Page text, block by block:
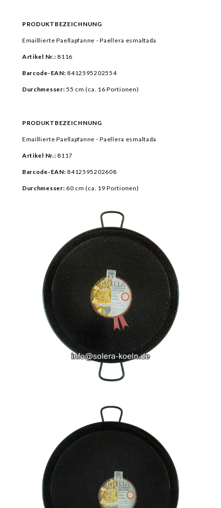
PRODUKTBEZEICHNUNG
Emaillierte Paellapfanne - Paellera esmaltada
Artikel Nr.:8116
Barcode-EAN: 8412595202554
Durchmesser: 55 cm (ca. 16 Portionen)
PRODUKTBEZEICHNUNG
Emaillierte Paellapfanne - Paellera esmaltada
Artikel Nr.:8117
Barcode-EAN: 8412595202608
Durchmesser: 60 cm (ca. 19 Portionen)